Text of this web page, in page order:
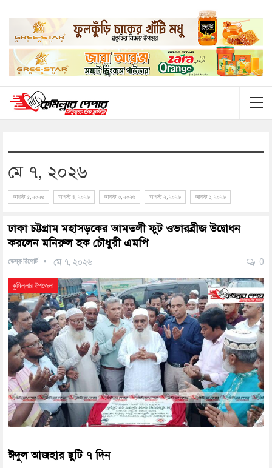
মে ৭, ২০২৬
আগস্ট ৫, ২০২৬ আগস্ট ৪, ২০২৬ আগস্ট ৩, ২০২৬ আগস্ট ২, ২০২৬ আগস্ট ১, ২০২৬
ঢাকা চট্টগ্রাম মহাসড়কের আমতলী ফুট ওভারব্রীজ উদ্বোধন
করলেন মনিরুল হক চৌধুরী এমপি
ডেস্ক রিপোর্ট মে ৭, ২০২৬ 0
কুমিল্লার উপজেলা
ঈদুল আজহার ছুটি ৭ দিন